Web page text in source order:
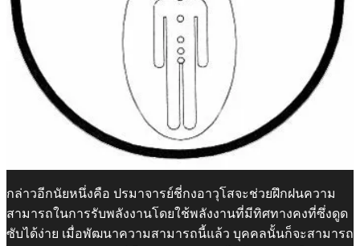
กล่าวอีกนัยหนึ่งคือ ปรมาจารย์ชี่กงอาวุโสจะช่วยฝึกฝนความ
สามารถในการรับพลังงานโดยใช้พลังงานที่มีทิศทางคงที่ซึ่งดูด
ซับได้ง่าย เมื่อพัฒนาความสามารถนี้แล้ว บุคคลนั้นก็จะสามารถ